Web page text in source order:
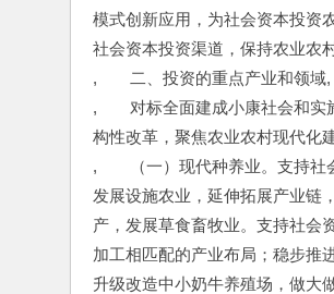
模式创新应用，为社会资本投资
社会资本投资渠道，保持农业农
,　　二、投资的重点产业和领域,
,　　对标全面建成小康社会和
构性改革，聚焦农业农村现代化
,　　（一）现代种养业。支持
发展设施农业，延伸拓展产业链
产，发展草食畜牧业。支持社会
加工相匹配的产业布局；稳步推
升级改造中小奶牛养殖场，做大